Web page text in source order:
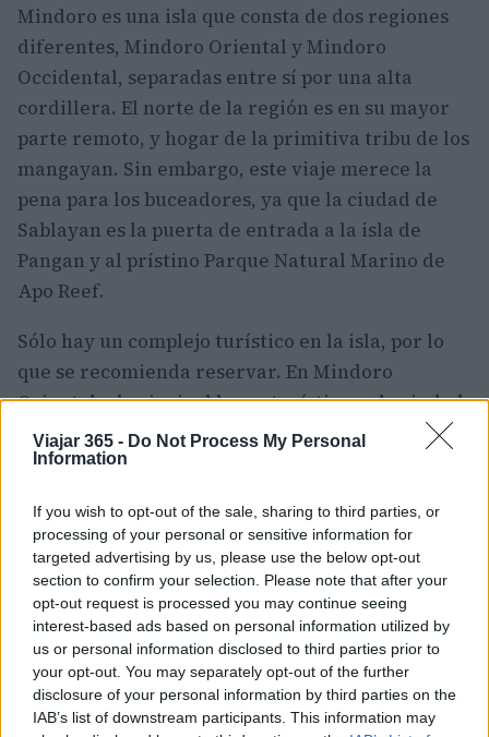
Viajar 365 - Do Not Process My Personal
Information
If you wish to opt-out of the sale, sharing to third parties, or
processing of your personal or sensitive information for
targeted advertising by us, please use the below opt-out
section to confirm your selection. Please note that after your
opt-out request is processed you may continue seeing
interest-based ads based on personal information utilized by
us or personal information disclosed to third parties prior to
your opt-out. You may separately opt-out of the further
disclosure of your personal information by third parties on the
IAB’s list of downstream participants. This information may
Mindoro es una isla que consta de dos regiones
diferentes, Mindoro Oriental y Mindoro
Occidental, separadas entre sí por una alta
cordillera. El norte de la región es en su mayor
parte remoto, y hogar de la primitiva tribu de los
mangayan. Sin embargo, este viaje merece la
pena para los buceadores, ya que la ciudad de
Sablayan es la puerta de entrada a la isla de
Pangan y al prístino Parque Natural Marino de
Apo Reef.
Sólo hay un complejo turístico en la isla, por lo
que se recomienda reservar. En Mindoro
Oriental, el principal lugar turístico es la ciudad
de Puerto Galera. Se trata de la ciudad playera
ideal, con resorts y playas de arena blanca para
jeep, bosques tropicales llenos de orquídeas, ríos
para hacer kayak y cascadas para los senderistas
del grupo.
3. Banuae
Las terrazas de arroz con paredes de barro de
Banuae son razón suficiente para hacer el viaje